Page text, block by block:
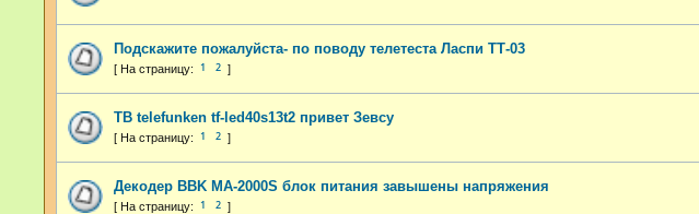
Подскажите пожалуйста- по поводу телетеста Ласпи ТТ-03
1 2
ТВ telefunken tf-led40s13t2 привет Зевсу
1 2
Декодер BBK MA-2000S блок питания завышены напряжения
1 2